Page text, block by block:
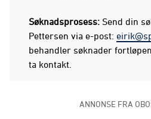
Søknadsprosess: Send din
Pettersen via e-post:
behandler søknader
ta kontakt.
ANNONSE FRA